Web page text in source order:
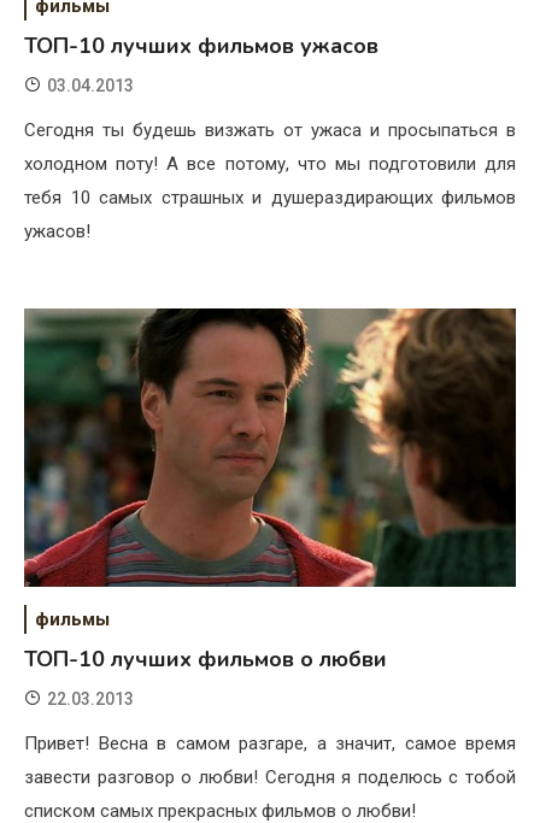
фильмы
ТОП-10 лучших фильмов ужасов
03.04.2013
Сегодня ты будешь визжать от ужаса и просыпаться в
холодном поту! А все потому, что мы подготовили для
тебя 10 самых страшных и душераздирающих фильмов
ужасов!
фильмы
ТОП-10 лучших фильмов о любви
22.03.2013
Привет! Весна в самом разгаре, а значит, самое время
завести разговор о любви! Сегодня я поделюсь с тобой
списком самых прекрасных фильмов о любви!